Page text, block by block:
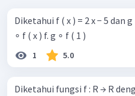
Diketahui f ( x ) = 2 x − 5 dan g (
∘ f ( x ) f. g ∘ f ( 1 )
1 5.0
Diketahui fungsi f : R → R